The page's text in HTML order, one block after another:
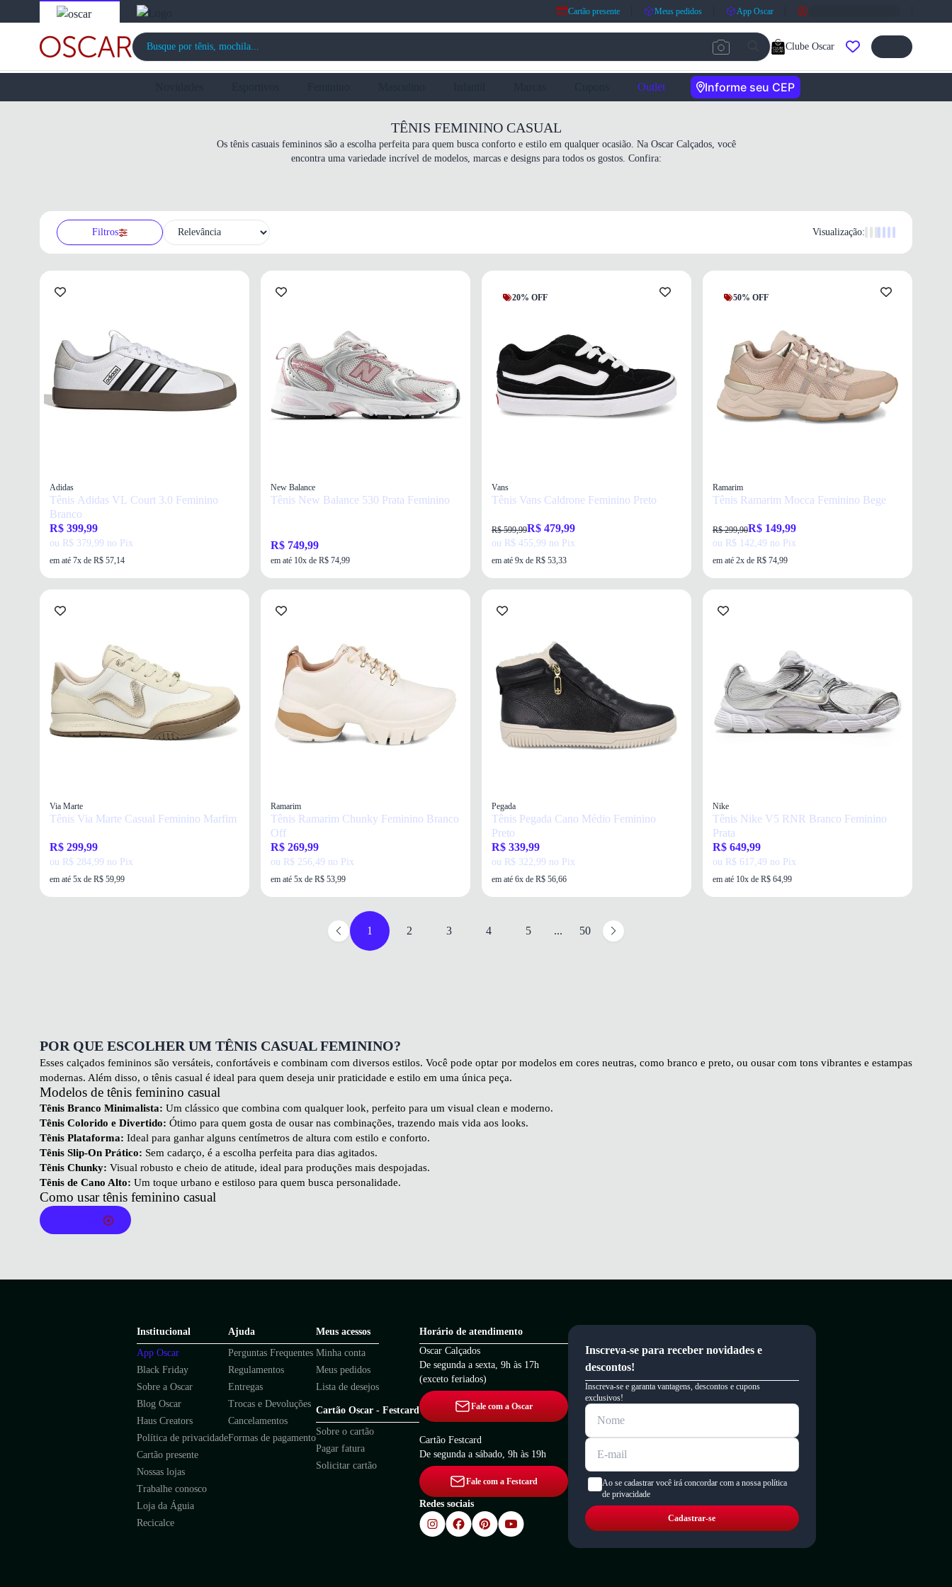
Cartão presente Meus pedidos App Oscar
Clube Oscar
Outlet Informe seu CEP
TÊNIS FEMININO CASUAL
Os tênis casuais femininos são a escolha perfeita para quem busca conforto e estilo em qualquer ocasião. Na Oscar Calçados, você
encontra uma variedade incrível de modelos, marcas e designs para todos os gostos. Confira:
Filtros Visualização:
Adidas
Tênis Adidas VL Court 3.0 Feminino
Branco
R$ 399,99
ou R$ 379,99 no Pix
em até 7x de R$ 57,14
New Balance
Tênis New Balance 530 Prata Feminino
R$ 749,99
em até 10x de R$ 74,99
20% OFF
Vans
Tênis Vans Caldrone Feminino Preto
R$ 599,99R$ 479,99
ou R$ 455,99 no Pix
em até 9x de R$ 53,33
50% OFF
Ramarim
Tênis Ramarim Mocca Feminino Bege
R$ 299,90R$ 149,99
ou R$ 142,49 no Pix
em até 2x de R$ 74,99
Via Marte
Tênis Via Marte Casual Feminino Marfim
R$ 299,99
ou R$ 284,99 no Pix
em até 5x de R$ 59,99
Ramarim
Tênis Ramarim Chunky Feminino Branco
Off
R$ 269,99
ou R$ 256,49 no Pix
em até 5x de R$ 53,99
Pegada
Tênis Pegada Cano Médio Feminino
Preto
R$ 339,99
ou R$ 322,99 no Pix
em até 6x de R$ 56,66
Nike
Tênis Nike V5 RNR Branco Feminino
Prata
R$ 649,99
ou R$ 617,49 no Pix
em até 10x de R$ 64,99
1 2 3 4 5 ... 50
POR QUE ESCOLHER UM TÊNIS CASUAL FEMININO?
Essescalçados femininos são versáteis, confortáveis e combinam com diversos estilos. Você pode optar por modelos em cores neutras, como branco e preto, ou ousar com tons vibrantes e estampas
modernas. Além disso, o tênis casual é ideal para quem deseja unir praticidade e estilo em uma única peça.
Modelos de tênis feminino casual
Tênis Branco Minimalista: Um clássico que combina com qualquer look, perfeito para um visual clean e moderno.
Tênis Colorido e Divertido: Ótimo para quem gosta de ousar nas combinações, trazendo mais vida aos looks.
Tênis Plataforma: Ideal para ganhar alguns centímetros de altura com estilo e conforto.
Tênis Slip-On Prático: Sem cadarço, é a escolha perfeita para dias agitados.
Tênis Chunky: Visual robusto e cheio de atitude, ideal para produções mais despojadas.
Tênis de Cano Alto: Um toque urbano e estiloso para quem busca personalidade.
Como usar tênis feminino casual
Para o trabalho:
Combine com calças jeans, alfaiataria ou vestidos midi. Os modelos de tênis da Vizzano são ótimos para essas combinações!
Para passeios:Aposte em combinações com shorts, saias ou vestidos leves. O clássico All Star pode ser uma boa ideia!
Na Oscar Calçados, você encontra as melhores marcas de tênis feminino como: ,Adidas,All Star,Vizzano Moleca
Agora que você conhece todos os benefícios do tênis casual feminino, que tal garantir o seu? Na nossa loja de calçados, você encontra as melhores marcas, modelos e preços incríveis. Aproveite e
escolha o seu favorito agora mesmo!
Institucional
App Oscar
Black Friday
Sobre a Oscar
Blog Oscar
Haus Creators
Política de privacidade
Cartão presente
Nossas lojas
Trabalhe conosco
Loja da Águia
Recicalce
Ajuda
Perguntas Frequentes
Regulamentos
Entregas
Trocas e Devoluções
Cancelamentos
Formas de pagamento
Meus acessos
Minha conta
Meus pedidos
Lista de desejos
Cartão Oscar - Festcard
Sobre o cartão
Pagar fatura
Solicitar cartão
Horário de atendimento
Oscar Calçados
De segunda a sexta, 9h às 17h
(exceto feriados)
Fale com a Oscar
Cartão Festcard
De segunda a sábado, 9h às 19h
Fale com a Festcard
Redes sociais
Inscreva-se para receber novidades e
descontos!
Inscreva-se e garanta vantagens, descontos e cupons
exclusivos!
Ao se cadastrar você irá concordar com a nossa política
de privacidade
Cadastrar-se